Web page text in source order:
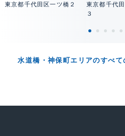
東京都千代田区一ツ橋２
東京都千代
３
水道橋・神保町エリアのすべ